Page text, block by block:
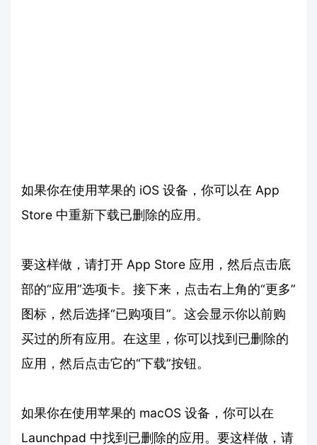
如果你在使用苹果的 iOS 设备，你可以在 App
Store 中重新下载已删除的应用。
要这样做，请打开 App Store 应用，然后点击底
部的“应用”选项卡。接下来，点击右上角的“更多”
图标，然后选择“已购项目”。这会显示你以前购
买过的所有应用。在这里，你可以找到已删除的
应用，然后点击它的“下载”按钮。
如果你在使用苹果的 macOS 设备，你可以在
Launchpad 中找到已删除的应用。要这样做，请